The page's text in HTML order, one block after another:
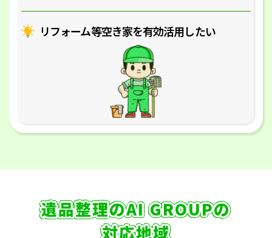
リフォーム等空き家を有効活用したい
遺品整理のAI GROUPの
対応地域